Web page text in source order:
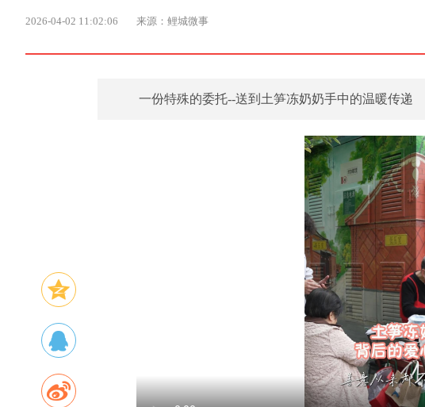
2026-04-02 11:02:06 来源：鲤城微事
一份特殊的委托--送到土笋冻奶奶手中的温暖传递